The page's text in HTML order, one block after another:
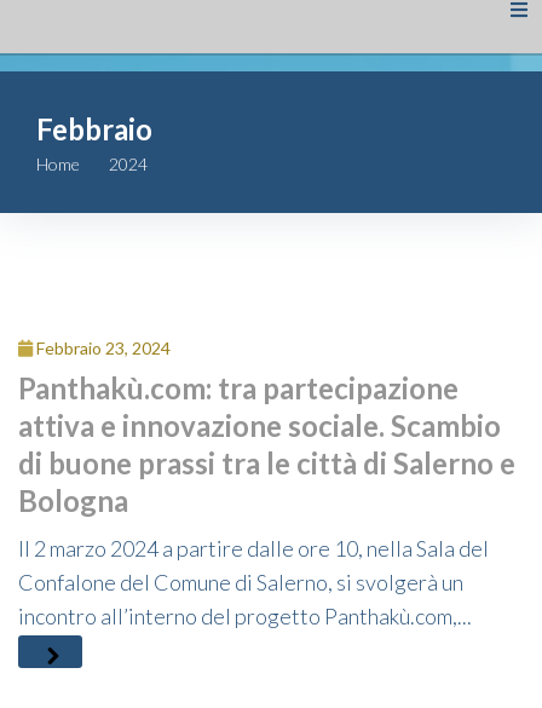
Fondazione
Attività
Contributi
Complesso
San Michele
Contatti
Febbraio
Home 2024
Febbraio 23, 2024
Panthakù.com: tra partecipazione
attiva e innovazione sociale. Scambio
di buone prassi tra le città di Salerno e
Bologna
Il 2 marzo 2024 a partire dalle ore 10, nella Sala del
Confalone del Comune di Salerno, si svolgerà un
incontro all’interno del progetto Panthakù.com,...